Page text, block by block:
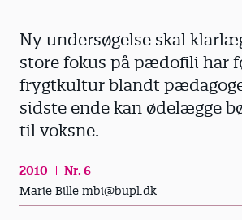
Ny undersøgelse skal
store fokus på pædofili har
frygtkultur blandt
sidste ende kan ødelægge
til voksne.
2010
Nr. 6
Marie Bille mbi@bupl.dk